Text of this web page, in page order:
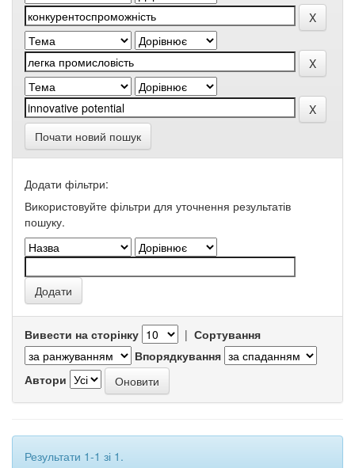
Почати новий пошук
Додати фільтри:
Використовуйте фільтри для уточнення результатів
пошуку.
Вивести на сторінку | Сортування
Впорядкування
Автори
Результати 1-1 зі 1.